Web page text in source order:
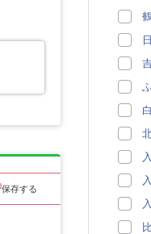
保存する